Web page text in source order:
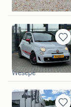
Vilsteren
in
Mijn
Auto Service
Wesepe